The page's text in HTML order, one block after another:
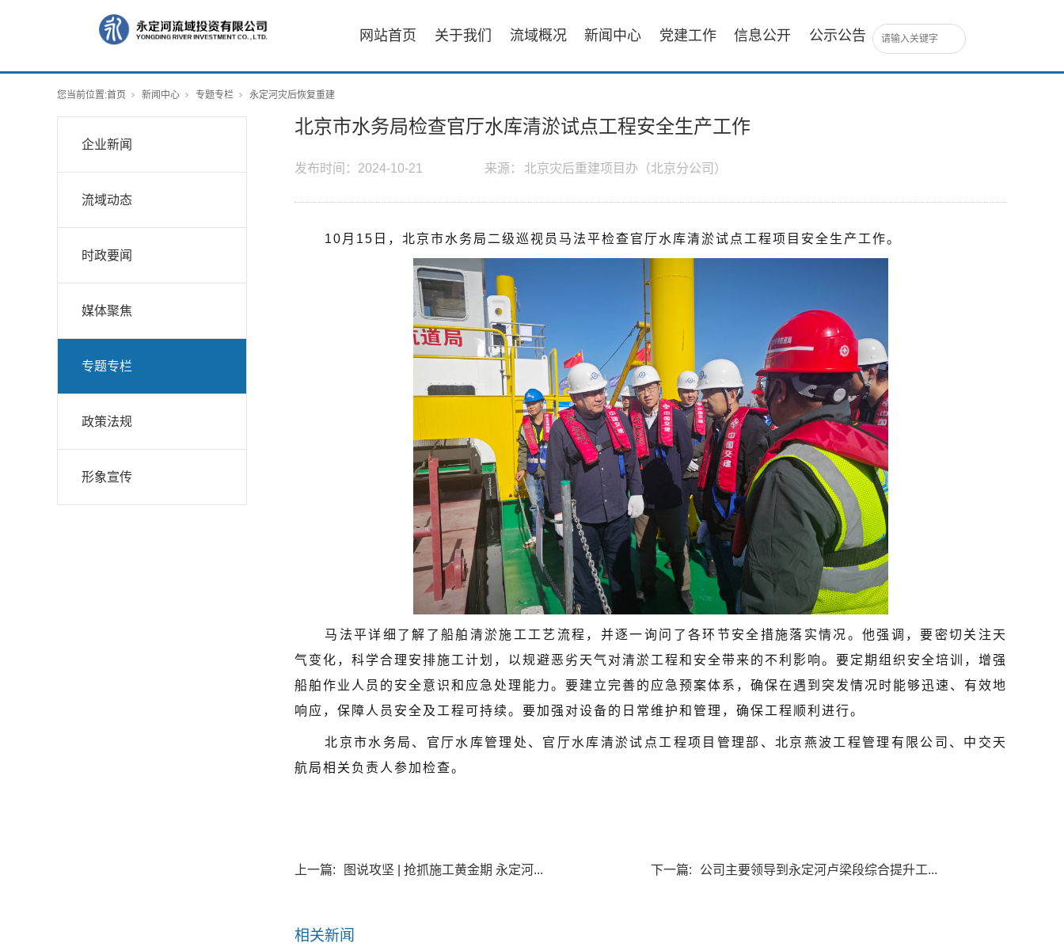
网站首页 关于我们 流域概况 新闻中心 党建工作 信息公开 公示公告
您当前位置:首页 新闻中心 专题专栏 永定河灾后恢复重建
企业新闻
流域动态
时政要闻
媒体聚焦
专题专栏
政策法规
形象宣传
北京市水务局检查官厅水库清淤试点工程安全生产工作
发布时间： 2024-10-21 来源： 北京灾后重建项目办（北京分公司）
10月15日，北京市水务局二级巡视员马法平检查官厅水库清淤试点工程项目安全生产工作。
马法平详细了解了船舶清淤施工工艺流程，并逐一询问了各环节安全措施落实情况。他强调，要密切关注天
气变化，科学合理安排施工计划，以规避恶劣天气对清淤工程和安全带来的不利影响。要定期组织安全培训，增强
船舶作业人员的安全意识和应急处理能力。要建立完善的应急预案体系，确保在遇到突发情况时能够迅速、有效地
响应，保障人员安全及工程可持续。要加强对设备的日常维护和管理，确保工程顺利进行。
北京市水务局、官厅水库管理处、官厅水库清淤试点工程项目管理部、北京燕波工程管理有限公司、中交天
航局相关负责人参加检查。
上一篇: 图说攻坚 | 抢抓施工黄金期 永定河... 下一篇: 公司主要领导到永定河卢梁段综合提升工...
相关新闻